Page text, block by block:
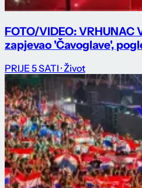
FOTO/VIDEO: VRHUNAC
zapjevao 'Čavoglave',
PRIJE 5 SATI · Život